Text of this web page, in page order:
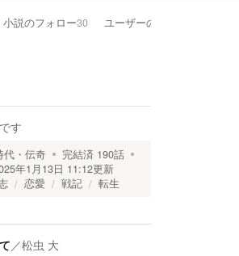
小説のフォロー30 ユーザーのフォロー
す
代・伝奇 完結済 190話
年1月13日 11:12更新
恋愛 戦記 転生
／松虫 大